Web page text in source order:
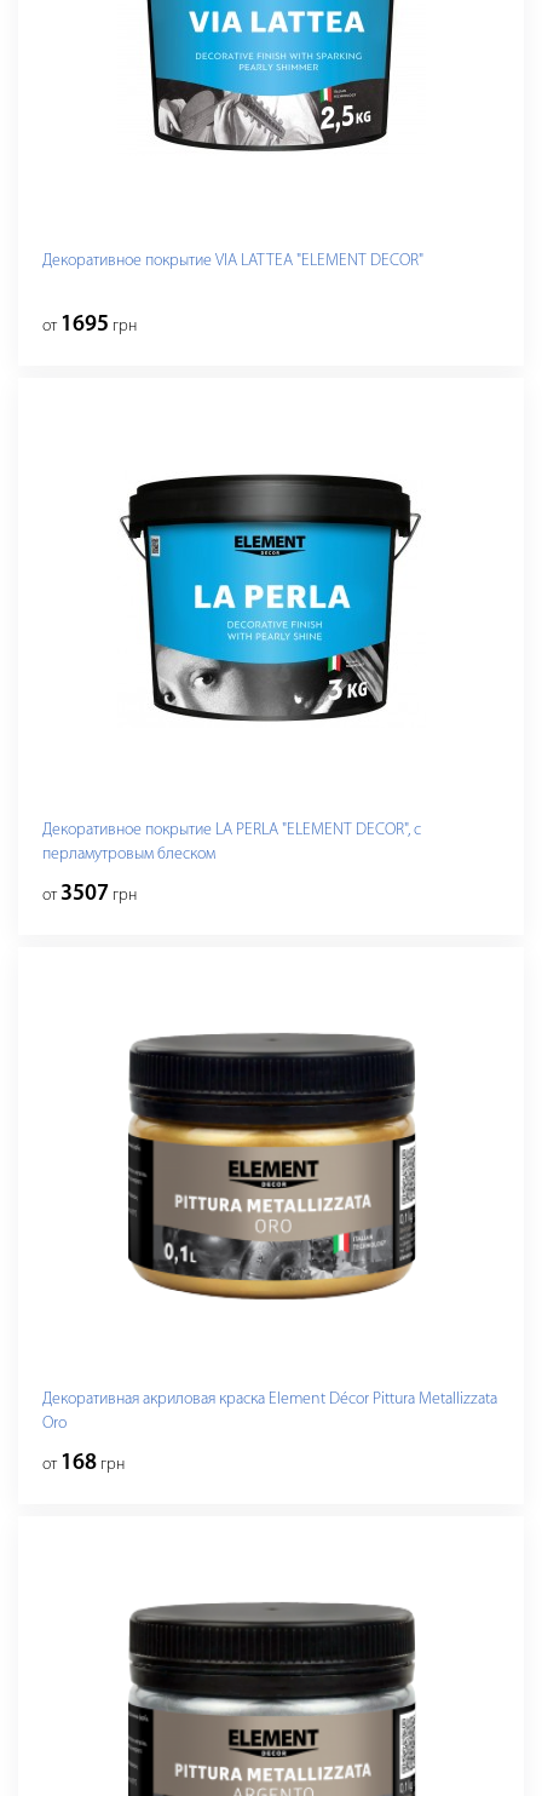
Декоративное покрытие VIA LATTEA "ELEMENT DECOR"
от 1695 грн
Декоративное покрытие LA PERLA "ELEMENT DECOR", с
перламутровым блеском
от 3507 грн
Декоративная акриловая краска Element Décor Pittura Metallizzata
Oro
от 168 грн